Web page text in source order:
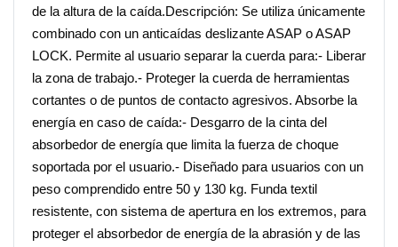
de la altura de la caída.Descripción: Se utiliza únicamente
combinado con un anticaídas deslizante ASAP o ASAP
LOCK. Permite al usuario separar la cuerda para:- Liberar
la zona de trabajo.- Proteger la cuerda de herramientas
cortantes o de puntos de contacto agresivos. Absorbe la
energía en caso de caída:- Desgarro de la cinta del
absorbedor de energía que limita la fuerza de choque
soportada por el usuario.- Diseñado para usuarios con un
peso comprendido entre 50 y 130 kg. Funda textil
resistente, con sistema de apertura en los extremos, para
proteger el absorbedor de energía de la abrasión y de las